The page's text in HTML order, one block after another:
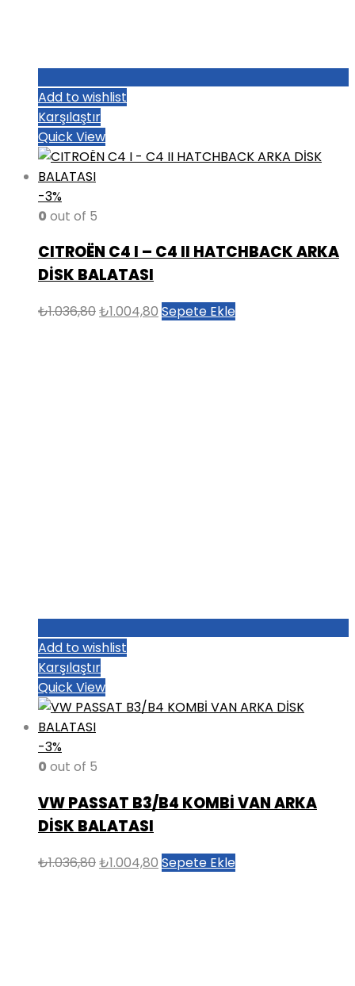
Add to wishlist
Karşılaştır
Quick View
-3%
0 out of 5
CITROËN C4 I – C4 II HATCHBACK ARKA
DİSK BALATASI
₺1.036,80Orijinal
₺1.004,80 Şu
Sepete Ekle
Add to wishlist
Karşılaştır
Quick View
-3%
0 out of 5
VW PASSAT B3/B4 KOMBİ VAN ARKA
DİSK BALATASI
₺1.036,80Orijinal
₺1.004,80 Şu
Sepete Ekle